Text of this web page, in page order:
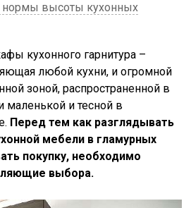
нормы высоты кухонных
кухонного гарнитура –
любой кухни, и огромной
зоной, распространенной в
маленькой и тесной в
Перед тем как разглядывать
мебели в гламурных
покупку, необходимо
выбора.